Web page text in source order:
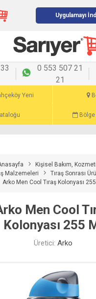
Uygulamayı
0 553 507 21
21
Yeni
Kişisel Bakım,
Malzemeleri
Tıraş Sonrası
Arko Men Cool Tıraş Kolonyası 255
Men Cool
Kolonyası 255
Üretici: Arko